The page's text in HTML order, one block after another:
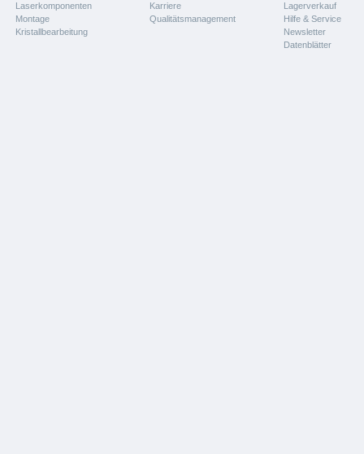
Laserkomponenten
Montage
Kristallbearbeitung
Karriere
Qualitätsmanagement
Lagerverkauf
Hilfe & Service
Newsletter
Datenblätter